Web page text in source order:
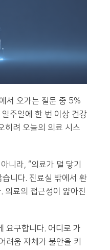
서 오가는 질문 중 5%
주일에 한 번 이상 건강
히려 오늘의 의료 시스
니라, “의료가 덜 닿기
니다. 진료실 밖에서 환
의료의 접근성이 얇아진
요구합니다. 어디로 가
려움 자체가 불안을 키